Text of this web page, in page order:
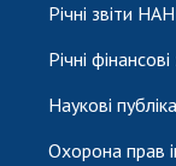
Річні звіти
Річні
Наукові
Охорона прав